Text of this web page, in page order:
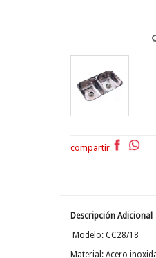
compartir
Descripción Adicional
Modelo: CC28/18
Material: Acero